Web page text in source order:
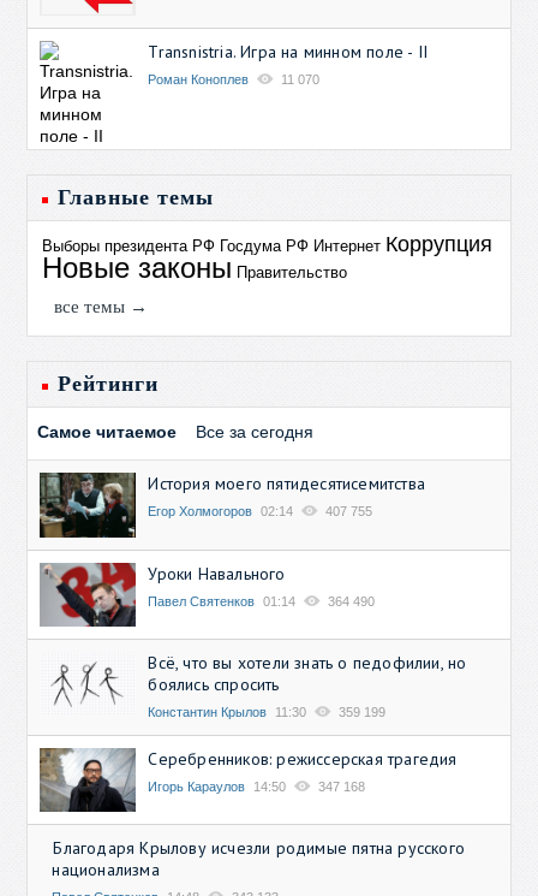
Transnistria. Игра на минном поле - II
Роман Коноплев 11 070
Главные темы
Выборы президента РФ Госдума РФ Интернет Коррупция
Новые законы Правительство
все темы →
Рейтинги
Самое читаемое Все за сегодня
История моего пятидесятисемитства
Егор Холмогоров 02:14 407 755
Уроки Навального
Павел Святенков 01:14 364 490
Всё, что вы хотели знать о педофилии, но
боялись спросить
Константин Крылов 11:30 359 199
Серебренников: режиссерская трагедия
Игорь Караулов 14:50 347 168
Благодаря Крылову исчезли родимые пятна русского
национализма